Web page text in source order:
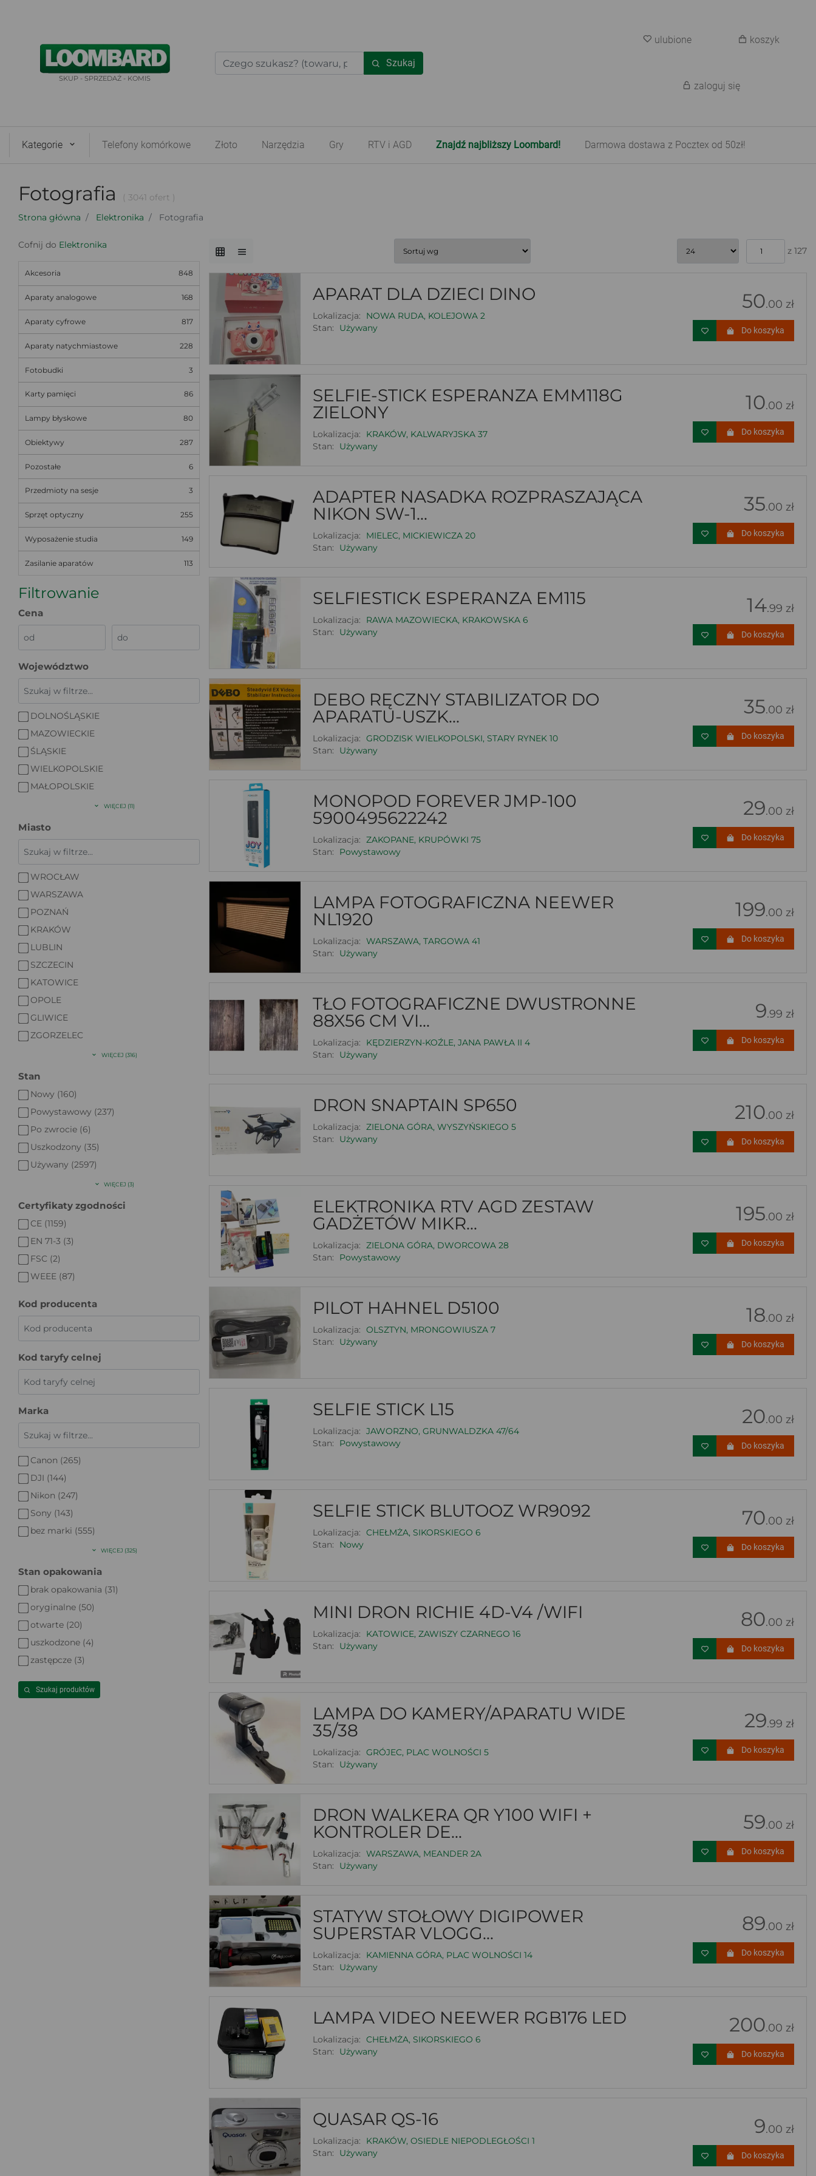
SKUP - SPRZEDAŻ - KOMIS
Szukaj
ulubione koszyk
zaloguj się
Kategorie Telefony komórkowe Złoto Narzędzia Gry RTV i AGD Znajdź najbliższy Loombard! Darmowa dostawa z Pocztex od 50zł!
Fotografia
( 3041 ofert )
Strona główna
Elektronika Fotografia
Cofnij do Elektronika
Akcesoria 848
Aparaty analogowe 168
Aparaty cyfrowe 817
Aparaty natychmiastowe 228
Fotobudki 3
Karty pamięci 86
Lampy błyskowe 80
Obiektywy 287
Pozostałe 6
Przedmioty na sesje 3
Sprzęt optyczny 255
Wyposażenie studia 149
Zasilanie aparatów 113
Filtrowanie
Cena
Województwo
DOLNOŚLĄSKIE
MAZOWIECKIE
ŚLĄSKIE
WIELKOPOLSKIE
MAŁOPOLSKIE
WIĘCEJ (11)
Miasto
WROCŁAW
WARSZAWA
POZNAŃ
KRAKÓW
LUBLIN
SZCZECIN
KATOWICE
OPOLE
GLIWICE
ZGORZELEC
WIĘCEJ (316)
Stan
Nowy (160)
Powystawowy (237)
Po zwrocie (6)
Uszkodzony (35)
Używany (2597)
WIĘCEJ (3)
Certyfikaty zgodności
CE (1159)
EN 71-3 (3)
FSC (2)
WEEE (87)
Kod producenta
Kod taryfy celnej
Marka
Canon (265)
DJI (144)
Nikon (247)
Sony (143)
bez marki (555)
WIĘCEJ (325)
Stan opakowania
brak opakowania (31)
oryginalne (50)
otwarte (20)
uszkodzone (4)
zastępcze (3)
Szukaj produktów
z 127
APARAT DLA DZIECI DINO
Lokalizacja:
NOWA RUDA, KOLEJOWA 2
Stan:
Używany
50.00 zł
Do koszyka
SELFIE-STICK ESPERANZA EMM118G
ZIELONY
Lokalizacja:
KRAKÓW, KALWARYJSKA 37
Stan:
Używany
10.00 zł
Do koszyka
ADAPTER NASADKA ROZPRASZAJĄCA
NIKON SW-1...
Lokalizacja:
MIELEC, MICKIEWICZA 20
Stan:
Używany
35.00 zł
Do koszyka
SELFIESTICK ESPERANZA EM115
Lokalizacja:
RAWA MAZOWIECKA, KRAKOWSKA 6
Stan:
Używany
14.99 zł
Do koszyka
DEBO RĘCZNY STABILIZATOR DO
APARATU-USZK...
Lokalizacja: GRODZISK WIELKOPOLSKI, STARY RYNEK 10
Stan:
Używany
35.00 zł
Do koszyka
MONOPOD FOREVER JMP-100
5900495622242
Lokalizacja: ZAKOPANE, KRUPÓWKI 75
Stan:
Powystawowy
29.00 zł
Do koszyka
LAMPA FOTOGRAFICZNA NEEWER
NL1920
Lokalizacja: WARSZAWA, TARGOWA 41
Stan:
Używany
199.00 zł
Do koszyka
TŁO FOTOGRAFICZNE DWUSTRONNE
88X56 CM VI...
Lokalizacja:
KĘDZIERZYN-KOŹLE, JANA PAWŁA II 4
Stan:
Używany
9.99 zł
Do koszyka
DRON SNAPTAIN SP650
Lokalizacja: ZIELONA GÓRA, WYSZYŃSKIEGO 5
Stan:
Używany
210.00 zł
Do koszyka
ELEKTRONIKA RTV AGD ZESTAW
GADŻETÓW MIKR...
Lokalizacja: ZIELONA GÓRA, DWORCOWA 28
Stan:
Powystawowy
195.00 zł
Do koszyka
PILOT HAHNEL D5100
Lokalizacja: OLSZTYN, MRONGOWIUSZA 7
Stan:
Używany
18.00 zł
Do koszyka
SELFIE STICK L15
Lokalizacja: JAWORZNO, GRUNWALDZKA 47/64
Stan:
Powystawowy
20.00 zł
Do koszyka
SELFIE STICK BLUTOOZ WR9092
Lokalizacja: CHEŁMŻA, SIKORSKIEGO 6
Stan:
Nowy
70.00 zł
Do koszyka
MINI DRON RICHIE 4D-V4 /WIFI
Lokalizacja:
KATOWICE, ZAWISZY CZARNEGO 16
Stan:
Używany
80.00 zł
Do koszyka
LAMPA DO KAMERY/APARATU WIDE
35/38
Lokalizacja: GRÓJEC, PLAC WOLNOŚCI 5
Stan:
Używany
29.99 zł
Do koszyka
DRON WALKERA QR Y100 WIFI +
KONTROLER DE...
Lokalizacja: WARSZAWA, MEANDER 2A
Stan:
Używany
59.00 zł
Do koszyka
STATYW STOŁOWY DIGIPOWER
SUPERSTAR VLOGG...
Lokalizacja:
KAMIENNA GÓRA, PLAC WOLNOŚCI 14
Stan:
Używany
89.00 zł
Do koszyka
LAMPA VIDEO NEEWER RGB176 LED
Lokalizacja: CHEŁMŻA, SIKORSKIEGO 6
Stan:
Używany
200.00 zł
Do koszyka
QUASAR QS-16
Lokalizacja:
KRAKÓW, OSIEDLE NIEPODLEGŁOŚCI 1
Stan:
Używany
9.00 zł
Do koszyka